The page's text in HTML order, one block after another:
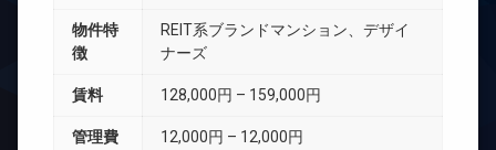
物件特
徴
REIT系ブランドマンション、デザイ
ナーズ
賃料 128,000円 – 159,000円
管理費 12,000円 – 12,000円